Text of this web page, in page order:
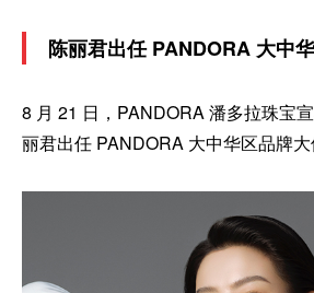
陈丽君出任 PANDORA 大中
8 月 21 日，PANDORA 潘多拉珠宝
丽君出任 PANDORA 大中华区品牌大